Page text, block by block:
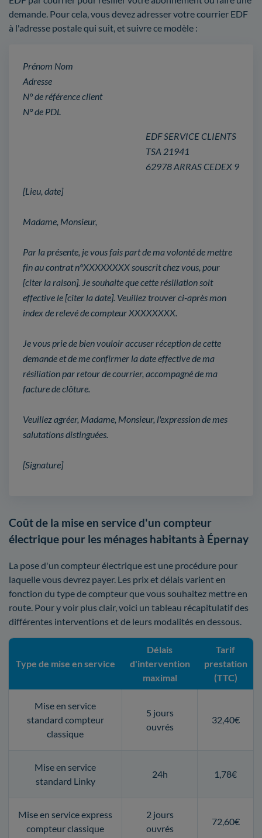
demande. Pour cela, vous devez adresser votre courrier EDF
à l'adresse postale qui suit, et suivre ce modèle :
Prénom Nom
Adresse
N° de référence client
N° de PDL
EDF SERVICE CLIENTS
TSA 21941
62978 ARRAS CEDEX 9
[Lieu, date]
Madame, Monsieur,
Par la présente, je vous fais part de ma volonté de mettre
fin au contrat n°XXXXXXXX souscrit chez vous, pour
[citer la raison]. Je souhaite que cette résiliation soit
effective le [citer la date]. Veuillez trouver ci-après mon
index de relevé de compteur XXXXXXXX.
Je vous prie de bien vouloir accuser réception de cette
demande et de me confirmer la date effective de ma
résiliation par retour de courrier, accompagné de ma
facture de clôture.
Veuillez agréer, Madame, Monsieur, l'expression de mes
salutations distinguées.
[Signature]
Coût de la mise en service d'un compteur
électrique pour les ménages habitants à Épernay
La pose d'un compteur électrique est une procédure pour
laquelle vous devrez payer. Les prix et délais varient en
fonction du type de compteur que vous souhaitez mettre en
route. Pour y voir plus clair, voici un tableau récapitulatif des
différentes interventions et de leurs modalités en dessous.
Type de mise en service
Délais
d'intervention
maximal
Tarif
prestation
(TTC)
Mise en service
standard compteur
classique
5 jours
ouvrés
32,40€
Mise en service
standard Linky
24h 1,78€
Mise en service express
compteur classique
2 jours
ouvrés
72,60€